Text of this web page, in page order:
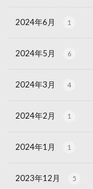
2024年6月 1
2024年5月 6
2024年3月 4
2024年2月 1
2024年1月 1
2023年12月 5